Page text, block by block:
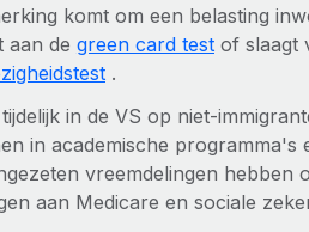
komt om een belasting
aan de green card testof slaagt
.
in de VS op niet-
in academische programma's
vreemdelingen hebben
aan Medicare en sociale